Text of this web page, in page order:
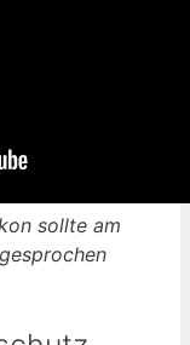
sollte am